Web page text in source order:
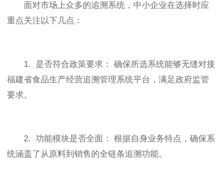
面对市场上众多的追溯系统，中小企业在选择时应
重点关注以下几点：
1. 是否符合政策要求： 确保所选系统能够无缝对接
福建省食品生产经营追溯管理系统平台，满足政府监管
要求。
2. 功能模块是否全面： 根据自身业务特点，确保系
统涵盖了从原料到销售的全链条追溯功能。